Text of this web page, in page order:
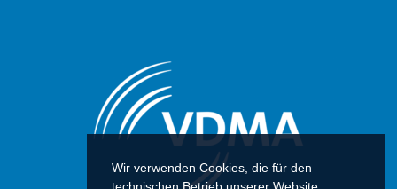
Wir verwenden Cookies, die für den